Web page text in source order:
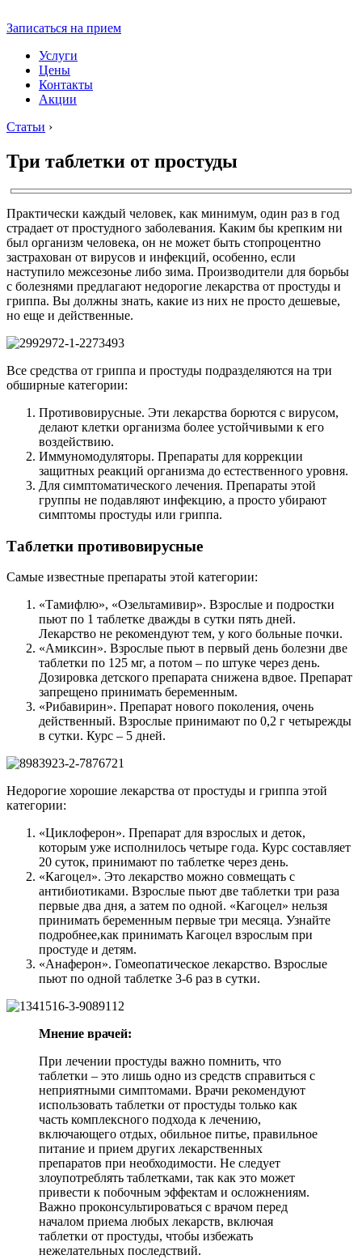
Записаться на прием
Услуги
Цены
Контакты
Акции
Статьи ›
Три таблетки от простуды
Практически каждый человек, как минимум, один раз в год
страдает от простудного заболевания. Каким бы крепким ни
был организм человека, он не может быть стопроцентно
застрахован от вирусов и инфекций, особенно, если
наступило межсезонье либо зима. Производители для борьбы
с болезнями предлагают недорогие лекарства от простуды и
гриппа. Вы должны знать, какие из них не просто дешевые,
но еще и действенные.
Все средства от гриппа и простуды подразделяются на три
обширные категории:
Противовирусные. Эти лекарства борются с вирусом,
делают клетки организма более устойчивыми к его
воздействию.
Иммуномодуляторы. Препараты для коррекции
защитных реакций организма до естественного уровня.
Для симптоматического лечения. Препараты этой
группы не подавляют инфекцию, а просто убирают
симптомы простуды или гриппа.
Таблетки противовирусные
Самые известные препараты этой категории:
«Тамифлю», «Озельтамивир». Взрослые и подростки
пьют по 1 таблетке дважды в сутки пять дней.
Лекарство не рекомендуют тем, у кого больные почки.
«Амиксин». Взрослые пьют в первый день болезни две
таблетки по 125 мг, а потом – по штуке через день.
Дозировка детского препарата снижена вдвое. Препарат
запрещено принимать беременным.
«Рибавирин». Препарат нового поколения, очень
действенный. Взрослые принимают по 0,2 г четырежды
в сутки. Курс – 5 дней.
Недорогие хорошие лекарства от простуды и гриппа этой
категории:
«Циклоферон». Препарат для взрослых и деток,
которым уже исполнилось четыре года. Курс составляет
20 суток, принимают по таблетке через день.
«Кагоцел». Это лекарство можно совмещать с
антибиотиками. Взрослые пьют две таблетки три раза
первые два дня, а затем по одной. «Кагоцел» нельзя
принимать беременным первые три месяца. Узнайте
подробнее,­как принимать Кагоцел взрослым при
простуде и детям.
«Анаферон». Гомеопатическое лекарство. Взрослые
пьют по одной таблетке 3-6 раз в сутки.
Мнение врачей:
При лечении простуды важно помнить, что
таблетки – это лишь одно из средств справиться с
неприятными симптомами. Врачи рекомендуют
использовать таблетки от простуды только как
часть комплексного подхода к лечению,
включающего отдых, обильное питье, правильное
питание и прием других лекарственных
препаратов при необходимости. Не следует
злоупотреблять таблетками, так как это может
привести к побочным эффектам и осложнениям.
Важно проконсультироваться с врачом перед
началом приема любых лекарств, включая
таблетки от простуды, чтобы избежать
нежелательных последствий.